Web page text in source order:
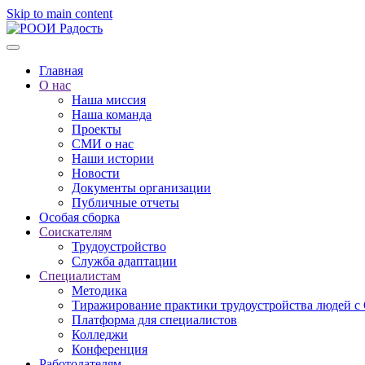
Skip to main content
Главная
О нас
Наша миссия
Наша команда
Проекты
СМИ о нас
Наши истории
Новости
Документы организации
Публичные отчеты
Особая сборка
Соискателям
Трудоустройство
Служба адаптации
Специалистам
Методика
Тиражирование практики трудоустройства людей
Платформа для специалистов
Колледжи
Конференция